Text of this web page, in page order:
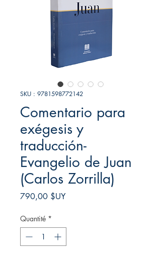
SKU : 9781598772142
Comentario para
exégesis y
traducción-
Evangelio de Juan
(Carlos Zorrilla)
790,00 $UYPrix
Quantité *